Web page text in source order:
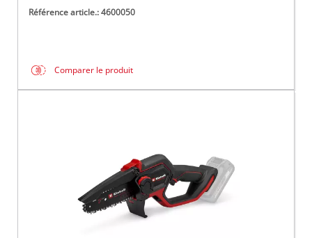
Référence article.: 4600050
Comparer le produit